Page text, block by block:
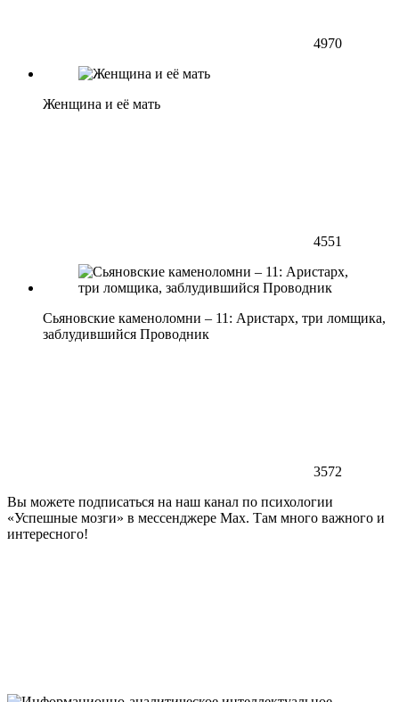
4970
Женщина и её мать
4551
Сьяновские каменоломни – 11: Аристарх, три ломщика,
заблудившийся Проводник
3572
Вы можете подписаться на наш канал по психологии
«Успешные мозги» в мессенджере Max. Там много важного и
интересного!